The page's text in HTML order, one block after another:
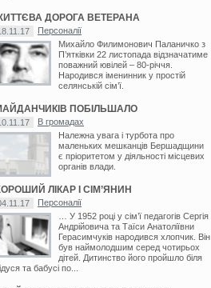
ДОРОГА ВЕТЕРАНА
Персоналії
Михайло Филимонович Паланичко з
П’ятківки 22 листопада відзначатиме
поважний ювілей – 80-річчя.
Народився іменинник у простій
селянській сім’ї.
ПОБІЛЬШАЛО
В громадах
Належна увага і турбота про
маленьких мешканців Бершадщини
є пріоритетом у діяльності місцевих
органів влади.
ЛІКАР І СІМ’ЯНИН
Персоналії
… У 1952 році у сім’ї педагогів Сергія
Андрійовича та Таїси Анатоліївни
Герасимчуків народився хлопчик. Він
був наймолодшим серед чотирьох
дітей. Дитинство його пройшло біля
та бабусі по...